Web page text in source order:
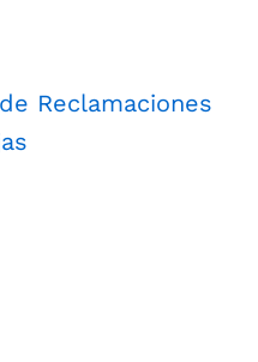
Reclamaciones